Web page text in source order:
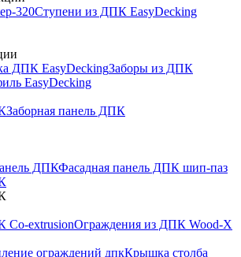
320Ступени из ДПК EasyDecking
ДПК EasyDeckingЗаборы из ДПК
EasyDecking
Заборная панель ДПК
ДПКФасадная панель ДПК шип-паз
Co-extrusionОграждения из ДПК Wood-X
ограждений дпкКрышка столба